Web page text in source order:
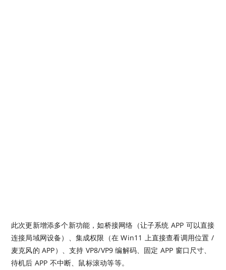
此次更新增添多个新功能，如桥接网络（让子系统 APP 可以直接
连接局域网设备）、集成权限（在 Win11 上直接查看调用位置 /
麦克风的 APP）、支持 VP8/VP9 编解码、固定 APP 窗口尺寸、
待机后 APP 不中断、鼠标滚动等等。